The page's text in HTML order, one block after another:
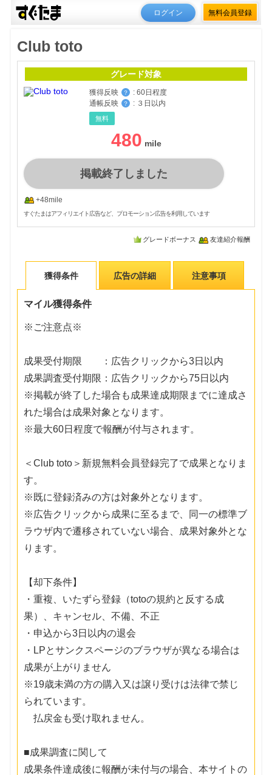
ログイン 無料会員登録
Club toto
グレード対象
獲得反映 ？ : 60日程度
通帳反映
？ : ３日以内
無料
480
掲載終了しました
+48mile
すぐたまはアフィリエイト広告など、プロモーション広告を利用しています
グレードボーナス 友達紹介報酬
獲得条件 広告の詳細 注意事項
マイル獲得条件
※ご注意点※
成果受付期限 ：広告クリックから3日以内
成果調査受付期限：広告クリックから75日以内
※掲載が終了した場合も成果達成期限までに達成さ
れた場合は成果対象となります。
※最大60日程度で報酬が付与されます。
＜Club toto＞新規無料会員登録完了で成果となりま
す。
※既に登録済みの方は対象外となります。
※広告クリックから成果に至るまで、同一の標準ブ
ラウザ内で遷移されていない場合、成果対象外とな
ります。
【却下条件】
・重複、いたずら登録（totoの規約と反する成
果）、キャンセル、不備、不正
・申込から3日以内の退会
・LPとサンクスページのブラウザが異なる場合は
成果が上がりません
※19歳未満の方の購入又は譲り受けは法律で禁じ
られています。
払戻金も受け取れません。
■成果調査に関して
成果条件達成後に報酬が未付与の場合、本サイトの